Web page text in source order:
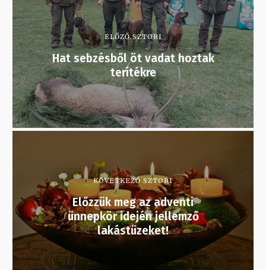
ELŐZŐ SZTORI
Hat sebzésből öt vadat hoztak
terítékre
KÖVETKEZŐ SZTORI
Előzzük meg az adventi
ünnepkör idején jellemző
lakástüzeket!